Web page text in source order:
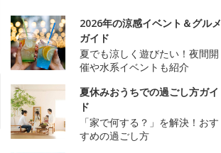
2026年の涼感イベント＆グルメ
ガイド
夏でも涼しく遊びたい！夜間開
催や水系イベントも紹介
夏休みおうちでの過ごし方ガイ
ド
「家で何する？」を解決！おす
すめの過ごし方